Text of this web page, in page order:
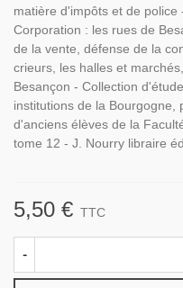
matière d'impôts et de
Corporation : les rues de
de la vente, défense de la
crieurs, les halles et
Besançon - Collection
institutions de la Bourgogne,
d'anciens élèves de la
tome 12 - J. Nourry libraire
5,50 € TTC
-